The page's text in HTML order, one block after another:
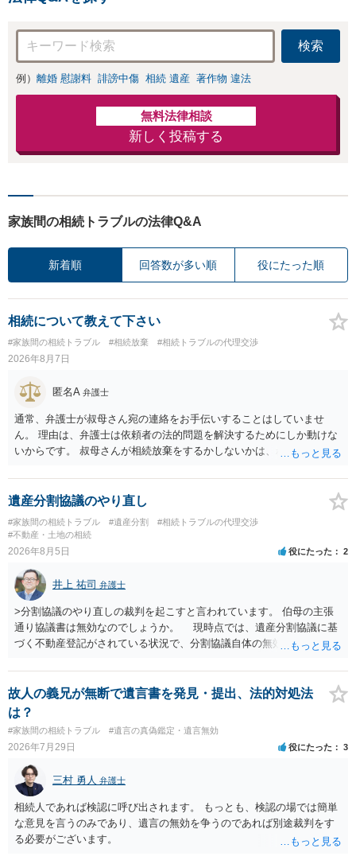
検索
例） 離婚 慰謝料 誹謗中傷 相続 遺産 著作物 違法
無料法律相談
新しく投稿する
家族間の相続トラブルの法律Q&A
新着順 回答数が多い順 役にたった順
相続について教えて下さい
#家族間の相続トラブル #相続放棄 #相続トラブルの代理交渉
2026年8月7日
匿名A 弁護士
通常、弁護士が叔母さん宛の連絡をお手伝いすることはしていませ
ん。 理由は、弁護士は依頼者の法的問題を解決するためにしか動けな
いからです。 叔母さんが相続放棄をするかしないかは、叔母さん自身
遺産分割協議のやり直し
#家族間の相続トラブル #遺産分割
#相続トラブルの代理交渉
#不動産・土地の相続
2026年8月5日 役にたった 2
井上 祐司 弁護士
>分割協議のやり直しの裁判を起こすと言われています。 伯母の主張
通り協議書は無効なのでしょうか。 現時点では、遺産分割協議に基
づく不動産登記がされている状況で、分割協議自体の無効を裁判所が
方の訴訟の主張及び立証次第ですが、 ・御祖母様の認知能力に関する
医師の意見書、筆跡鑑定 が提出されればその効力が否定される可能性
はありますが、 ・伯母様自身が分割協議に加わっていること ・御祖母
様の意に反する遺産分割協議を行う実益が誰にあったかの立証が困難
であること からすると、実際に遺産分割協議の効力が否定される可能
性はそれほど高くない（立証のハードルは非常に高い）ということが
言えると思います。
故人の義兄が無断で遺言書を発見・提出、法的対処法
は？
#家族間の相続トラブル #遺言の真偽鑑定・遺言無効
2026年7月29日 役にたった 3
三村 勇人 弁護士
相続人であれば検認に呼び出されます。 もっとも、検認の場では簡単
な意見を言うのみであり、遺言の無効を争うのであれば別途裁判をす
る必要がございます。